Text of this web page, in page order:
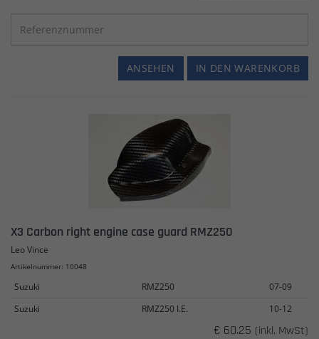
IN DEN WARENKORB
ANSEHEN
X3 Carbon right engine case guard RMZ250
Leo Vince
Artikelnummer: 10048
Suzuki RMZ250
07-09
Suzuki
RMZ250 I.E. 10-12
€ 60.25 (inkl. MwSt)